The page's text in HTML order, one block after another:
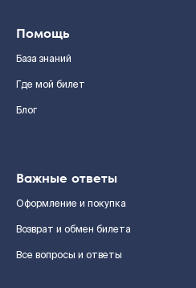
Помощь
База знаний
Где мой билет
Блог
Важные ответы
Оформление и покупка
Возврат и обмен билета
Все вопросы и ответы